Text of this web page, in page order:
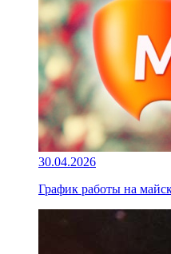
30.04.2026
График работы на